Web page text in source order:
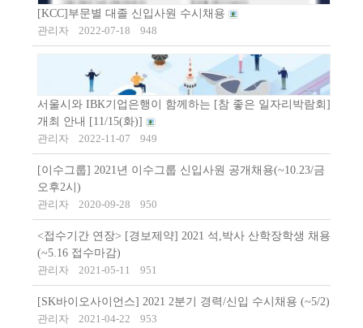
[KCC]부문별 대졸 신입사원 수시채용
관리자
2022-07-18 948
서울시와 IBK기업은행이 함께하는 [참 좋은 일자리박람회]
개최 안내 [11/15(화)]
관리자
2022-11-07 949
[이수그룹] 2021년 이수그룹 신입사원 공개채용(~10.23/금
오후2시)
관리자
2020-09-28 950
<접수기간 연장> [경보제약] 2021 석,박사 산학장학생 채용
(~5.16 접수마감)
관리자
2021-05-11 951
[SK바이오사이언스] 2021 2분기 경력/신입 수시채용 (~5/2)
관리자
2021-04-22 953